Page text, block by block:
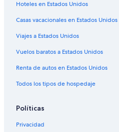
Lodges en Maule
Moteles en Maule
Cabañas en Yerbas Buenas
Apartamentos en Yerbas Buenas
Cabañas en Pelarco
Cabañas en Río Claro
Cabañas en Curanipe
Hoteles cerca de Plaza de Armas
Hoteles en Estados Unidos
Casas vacacionales en Estados Unidos
Viajes a Estados Unidos
Vuelos baratos a Estados Unidos
Renta de autos en Estados Unidos
Todos los tipos de hospedaje
Políticas
Privacidad